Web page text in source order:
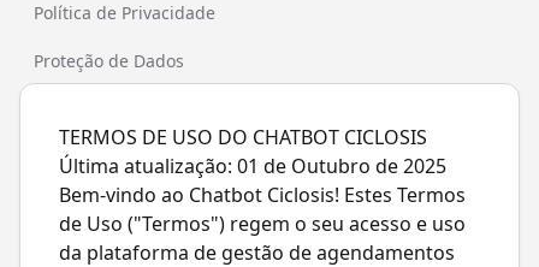
Política de Privacidade
Proteção de Dados
TERMOS DE USO DO CHATBOT CICLOSIS
Última atualização: 01 de Outubro de 2025
Bem-vindo ao Chatbot Ciclosis! Estes Termos
de Uso ("Termos") regem o seu acesso e uso
da plataforma de gestão de agendamentos